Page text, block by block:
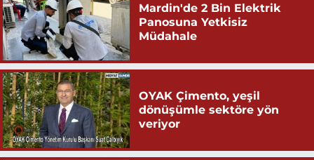
Mardin'de 2 Bin Elektrik
Panosuna Yetkisiz
Müdahale
OYAK Çimento, yeşil
dönüşümle sektöre yön
veriyor